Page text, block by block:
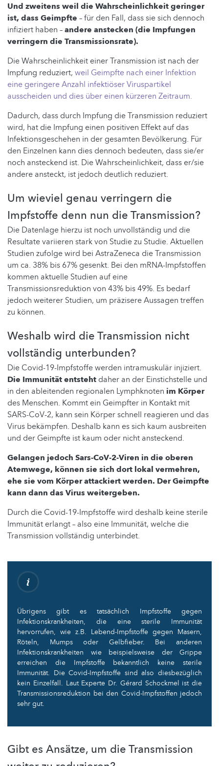
Und zweitens weil die Wahrscheinlichkeit geringer
ist, dass Geimpfte – für den Fall, dass sie sich dennoch
infiziert haben –andere anstecken (die Impfungen
verringern die Transmissionsrate).
Die Wahrscheinlichkeit einer Transmission ist nach der
Impfung reduziert, weil Geimpfte nach einer Infektion
eine geringere Anzahl infektiöser Viruspartikel
ausscheiden und dies über einen kürzeren Zeitraum.
Dadurch, dass durch Impfung die Transmission reduziert
wird, hat die Impfung einen positiven Effekt auf das
Infektionsgeschehen in der gesamten Bevölkerung. Für
den Einzelnen kann dies dennoch bedeuten, dass sie/er
noch ansteckend ist. Die Wahrscheinlichkeit, dass er/sie
andere ansteckt, ist jedoch deutlich reduziert.
Um wieviel genau verringern die
Impfstoffe denn nun die Transmission?
Die Datenlage hierzu ist noch unvollständig und die
Resultate variieren stark von Studie zu Studie. Aktuellen
Studien zufolge wird bei AstraZeneca die Transmission
um ca. 38% bis 67% gesenkt. Bei den mRNA-Impfstoffen
kommen aktuelle Studien auf eine
Transmissionsreduktion von 43% bis 49%. Es bedarf
jedoch weiterer Studien, um präzisere Aussagen treffen
zu können.
Weshalb wird die Transmission nicht
vollständig unterbunden?
Die Covid-19-Impfstoffe werden intramuskulär injiziert.
Die Immunität entsteht daher an der Einstichstelle und
in den ableitenden regionalen Lymphknoten im Körper
des Menschen. Kommt ein Geimpfter in Kontakt mit
SARS-CoV-2, kann sein Körper schnell reagieren und das
Virus bekämpfen. Deshalb kann es sich kaum ausbreiten
und der Geimpfte ist kaum oder nicht ansteckend.
Gelangen jedoch Sars-CoV-2-Viren in die oberen
Atemwege, können sie sich dort lokal vermehren,
ehe sie vom Körper attackiert werden. Der Geimpfte
kann dann das Virus weitergeben.
Durch die Covid-19-Impfstoffe wird deshalb keine sterile
Immunität erlangt – also eine Immunität, welche die
Transmission vollständig unterbindet.
Übrigens gibt es tatsächlich Impfstoffe gegen
Infektionskrankheiten, die eine sterile Immunität
hervorrufen, wie z.B. Lebend-Impfstoffe gegen Masern,
Röteln, Mumps oder Gelbfieber. Bei anderen
Infektionskrankheiten wie beispielsweise der Grippe
erreichen die Impfstoffe bekanntlich keine sterile
Immunität. Die Covid-Impfstoffe sind also diesbezüglich
kein Einzelfall. Laut Experte Dr. Gérard Schockmel ist die
Transmissionsreduktion bei den Covid-Impfstoffen jedoch
sehr gut.
Gibt es Ansätze, um die Transmission